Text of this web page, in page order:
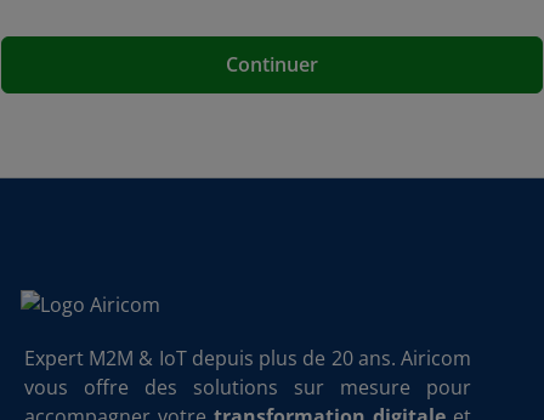
Continuer
Expert M2M & IoT depuis plus de 20 ans. Airicom
vous offre des solutions sur mesure pour